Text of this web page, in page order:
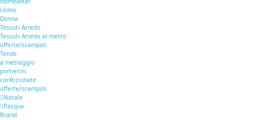
Uomo
Donna
Tessuti Arredo
Tessuti Arredo al metro
offerte/scampoli
Tende
a metraggio
portierini
confezionate
offerte/scampoli
Natale
Pasqua
Brand